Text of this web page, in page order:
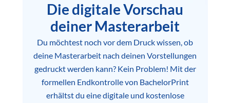
Die digitale Vorschau
deiner Masterarbeit
Du möchtest noch vor dem Druck wissen, ob
deine Masterarbeit nach deinen Vorstellungen
gedruckt werden kann? Kein Problem! Mit der
formellen Endkontrolle von BachelorPrint
erhältst du eine digitale und kostenlose